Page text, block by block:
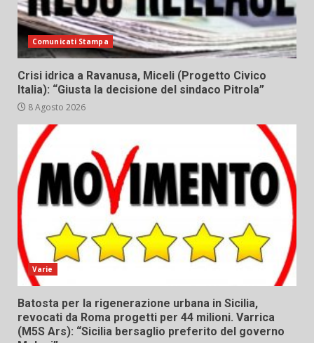
Comunicati Stampa
Crisi idrica a Ravanusa, Miceli (Progetto Civico
Italia): “Giusta la decisione del sindaco Pitrola”
8 Agosto 2026
Varie
Batosta per la rigenerazione urbana in Sicilia,
revocati da Roma progetti per 44 milioni. Varrica
(M5S Ars): “Sicilia bersaglio preferito del governo